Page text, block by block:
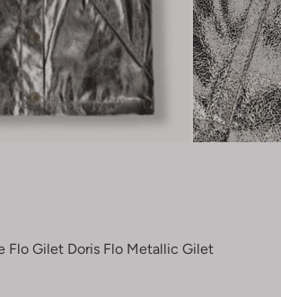
Flo Gilet Doris Flo Metallic Gilet